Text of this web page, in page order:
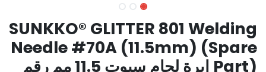
SUNKKO® GLITTER 801 Welding
Needle #70A (11.5mm) (Spare
Part) ابرة لحام سبوت 11.5 مم رقم